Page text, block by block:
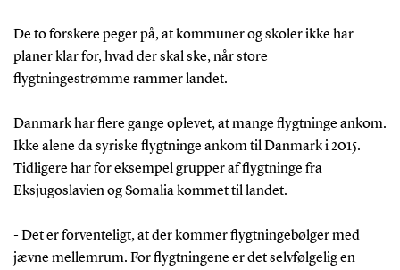
De to forskere peger på, at kommuner og skoler ikke har
planer klar for, hvad der skal ske, når store
flygtningestrømme rammer landet.
Danmark har flere gange oplevet, at mange flygtninge ankom.
Ikke alene da syriske flygtninge ankom til Danmark i 2015.
Tidligere har for eksempel grupper af flygtninge fra
Eksjugoslavien og Somalia kommet til landet.
- Det er forventeligt, at der kommer flygtningebølger med
jævne mellemrum. For flygtningene er det selvfølgelig en